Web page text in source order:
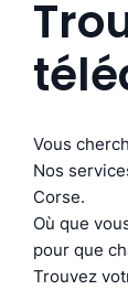
Vous
Nos
Corse.
Où que
pour que
Trouvez